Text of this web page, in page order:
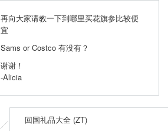
再向大家请教一下到哪里买花旗参比较便
宜
Sams or Costco 有没有？
谢谢！
-Alicia
回国礼品大全 (ZT)